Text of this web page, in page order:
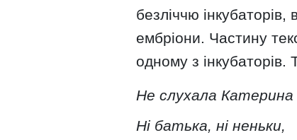
безліччю інкубаторів,
ембріони. Частину
одному з інкубаторів.
Не слухала Катерина
Ні батька, ні неньки,